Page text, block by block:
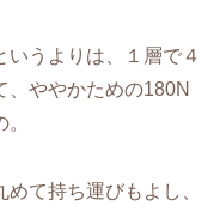
うよりは、１層で４
、ややかための180N
て持ち運びもよし、